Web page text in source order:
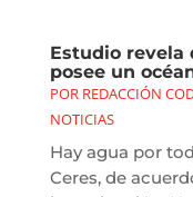
Estudio revela
posee un
POR REDACCIÓN
NOTICIAS
Hay agua por
Ceres, de